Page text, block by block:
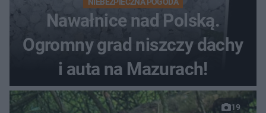
Nawałnice nad Polską.
Ogromny grad niszczy dachy
i auta na Mazurach!
19